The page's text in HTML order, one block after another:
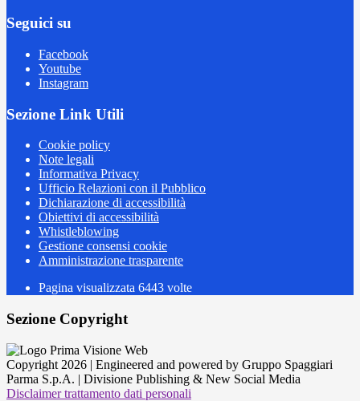
Seguici su
Facebook
Youtube
Instagram
Sezione Link Utili
Cookie policy
Note legali
Informativa Privacy
Ufficio Relazioni con il Pubblico
Dichiarazione di accessibilità
Obiettivi di accessibilità
Whistleblowing
Gestione consensi cookie
Amministrazione trasparente
Pagina visualizzata 6443 volte
Sezione Copyright
Copyright 2026 | Engineered and powered by Gruppo Spaggiari
Parma S.p.A. | Divisione Publishing & New Social Media
Disclaimer trattamento dati personali